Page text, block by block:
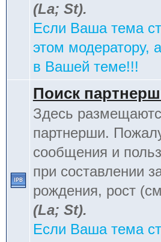
(La; St).
Если Ваша тема
этом модератору,
в Вашей теме!!!
Поиск
Здесь
партнерши.
сообщения и
при составлении
рождения, рост
(La; St).
Если Ваша тема